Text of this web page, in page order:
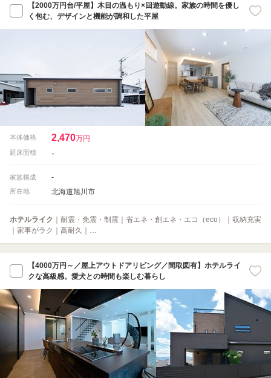
【2000万円台/平屋】木目の温もり×回遊動線。家族の時間を優し
く包む、デザインと機能が調和した平屋
本体価格 2,470万円
延床面積 -
家族構成 -
所在地 北海道旭川市
ホテルライク ｜耐震・免震・制震｜省エネ・創エネ・エコ（eco）｜収納充実
｜家事がラク｜高耐久｜…
【4000万円～／屋上アウトドアリビング／間取図有】ホテルライ
クな高級感。愛犬との時間も楽しむ暮らし